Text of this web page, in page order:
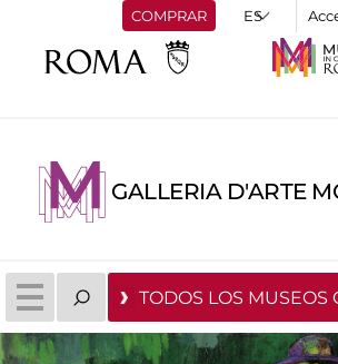
COMPRAR
GALLERIA D'ARTE
TODOS LOS MUSEOS